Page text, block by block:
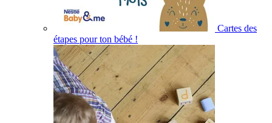
Cartes des
étapes pour ton bébé !